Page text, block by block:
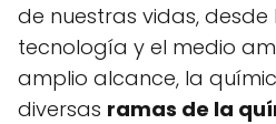
de nuestras vidas,
tecnología y el medio
amplio alcance, la
diversas ramas de la